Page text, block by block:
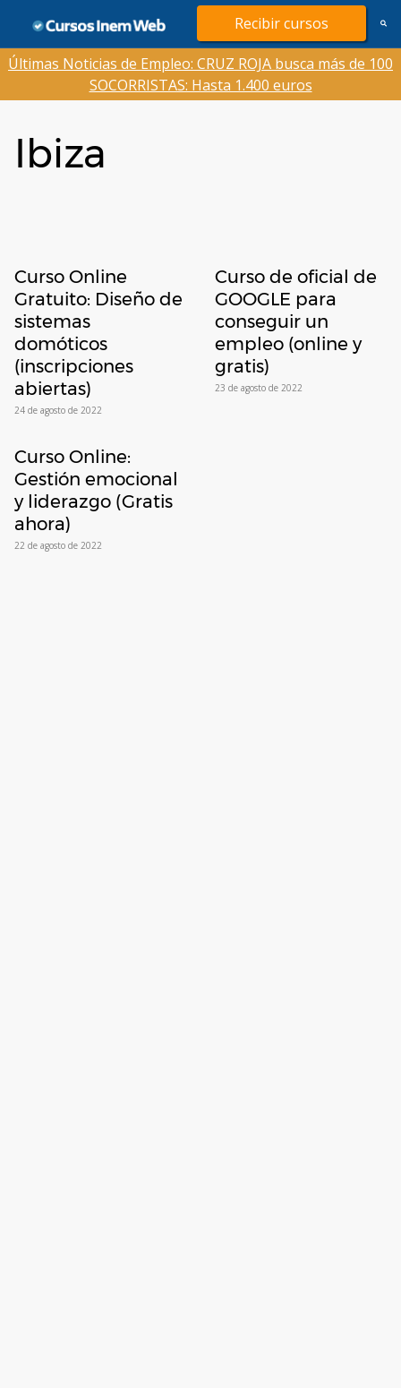
contenido
Recibir cursos
Últimas Noticias de Empleo: CRUZ ROJA busca más de 100
SOCORRISTAS: Hasta 1.400 euros
Ibiza
Curso Online
Gratuito: Diseño de
sistemas
domóticos
(inscripciones
abiertas)
24 de agosto de 2022
Curso de oficial de
GOOGLE para
conseguir un
empleo (online y
gratis)
23 de agosto de 2022
Curso Online:
Gestión emocional
y liderazgo (Gratis
ahora)
22 de agosto de 2022